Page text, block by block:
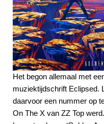
Het begon allemaal met
muziektijdschrift Eclipsed.
daarvoor een nummer op
On The X van ZZ Top